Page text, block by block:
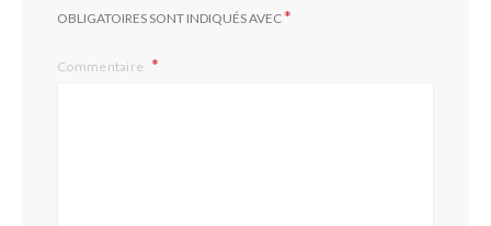
OBLIGATOIRES SONT INDIQUÉS AVEC*
Commentaire